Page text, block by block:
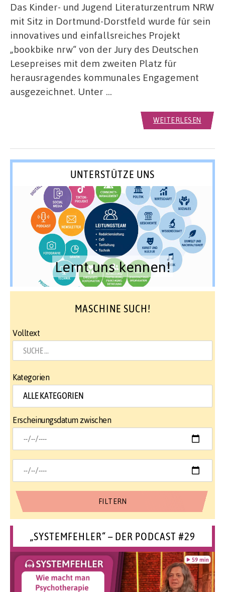
Das Kinder- und Jugend Literaturzentrum NRW
mit Sitz in Dortmund-Dorstfeld wurde für sein
innovatives und einfallsreiches Projekt
„bookbike nrw“ von der Jury des Deutschen
Lesepreises mit dem zweiten Platz für
herausragendes kommunales Engagement
ausgezeichnet. Unter …
WEITERLESEN
UNTERSTÜTZE UNS
Lernt uns kennen!
MASCHINE SUCH!
Volltext
Kategorien
Erscheinungsdatum zwischen
„SYSTEMFEHLER“ – DER PODCAST #29